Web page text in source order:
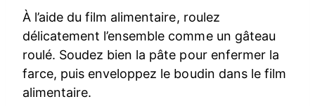
À l’aide du film alimentaire, roulez
délicatement l’ensemble comme un gâteau
roulé. Soudez bien la pâte pour enfermer la
farce, puis enveloppez le boudin dans le film
alimentaire.